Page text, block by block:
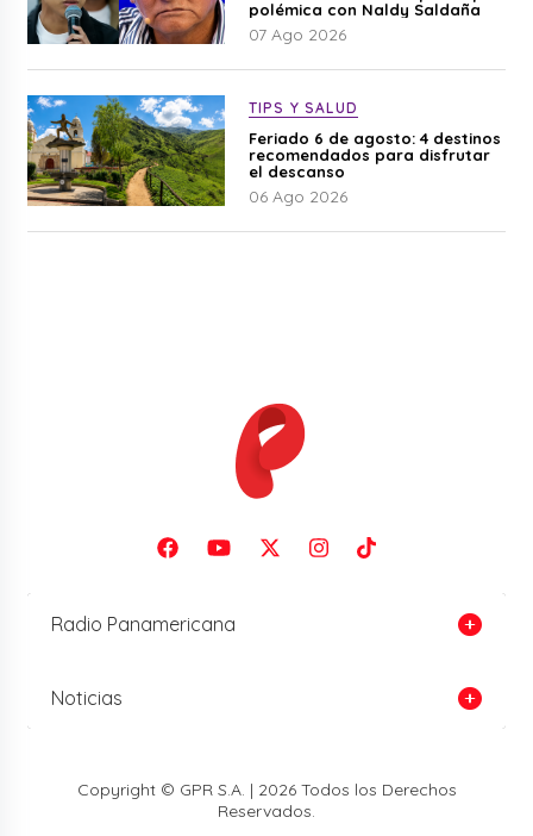
polémica con Naldy Saldaña
07 Ago 2026
TIPS Y SALUD
Feriado 6 de agosto: 4 destinos
recomendados para disfrutar
el descanso
06 Ago 2026
Radio Panamericana
Noticias
Copyright © GPR S.A. | 2026 Todos los Derechos
Reservados.